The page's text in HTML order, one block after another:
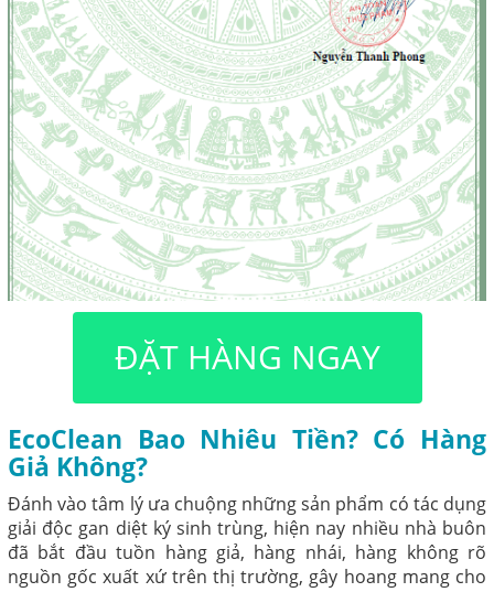
ĐẶT HÀNG NGAY
EcoClean Bao Nhiêu Tiền? Có Hàng
Giả Không?
Đánh vào tâm lý ưa chuộng những sản phẩm có tác dụng
giải độc gan diệt ký sinh trùng, hiện nay nhiều nhà buôn
đã bắt đầu tuồn hàng giả, hàng nhái, hàng không rõ
nguồn gốc xuất xứ trên thị trường, gây hoang mang cho